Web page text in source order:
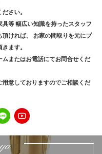
さい。
具等 幅広い知識を持ったスタッフ
ければ、
お家の間取りを元にプ
ます。
またはお電話にてお問合せくだ
意しておりますのでご相談くだ